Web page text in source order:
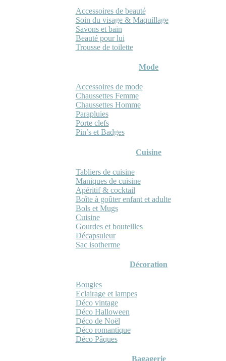
Accessoires de beauté
Soin du visage & Maquillage
Savons et bain
Beauté pour lui
Trousse de toilette
Mode
Accessoires de mode
Chaussettes Femme
Chaussettes Homme
Parapluies
Porte clefs
Pin’s et Badges
Cuisine
Tabliers de cuisine
Maniques de cuisine
Apéritif & cocktail
Boîte à goûter enfant et adulte
Bols et Mugs
Cuisine
Gourdes et bouteilles
Décapsuleur
Sac isotherme
Décoration
Bougies
Eclairage et lampes
Déco vintage
Déco Halloween
Déco de Noël
Déco romantique
Déco Pâques
Bagagerie